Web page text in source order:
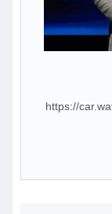
https://